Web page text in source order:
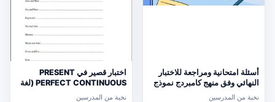
أسئلة امتحانية ومراجعة للاختبار
النهائي وفق منهج كامبردج نموذج
ثالث (رياضيات) التاسع
نخبة من المدرسين
اختبار قصير في PRESENT
PERFECT CONTINUOUS (لغة
انجليزية) حلقة ثانية
نخبة من المدرسين